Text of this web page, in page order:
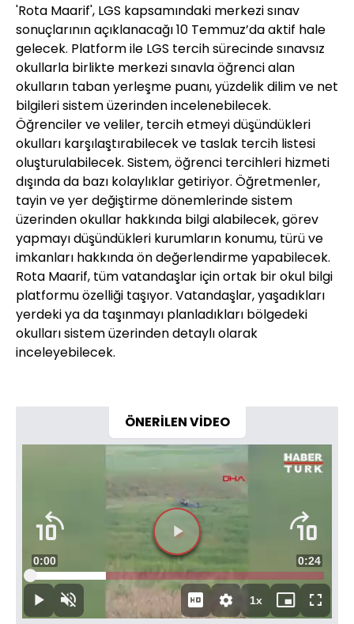
'Rota Maarif', LGS kapsamındaki merkezi sınav
sonuçlarının açıklanacağı 10 Temmuz’da aktif hale
gelecek. Platform ile LGS tercih sürecinde sınavsız
okullarla birlikte merkezi sınavla öğrenci alan
okulların taban yerleşme puanı, yüzdelik dilim ve net
bilgileri sistem üzerinden incelenebilecek.
Öğrenciler ve veliler, tercih etmeyi düşündükleri
okulları karşılaştırabilecek ve taslak tercih listesi
oluşturulabilecek. Sistem, öğrenci tercihleri hizmeti
dışında da bazı kolaylıklar getiriyor. Öğretmenler,
tayin ve yer değiştirme dönemlerinde sistem
üzerinden okullar hakkında bilgi alabilecek, görev
yapmayı düşündükleri kurumların konumu, türü ve
imkanları hakkında ön değerlendirme yapabilecek.
Rota Maarif, tüm vatandaşlar için ortak bir okul bilgi
platformu özelliği taşıyor. Vatandaşlar, yaşadıkları
yerdeki ya da taşınmayı planladıkları bölgedeki
okulları sistem üzerinden detaylı olarak
inceleyebilecek.
ÖNERİLEN VİDEO
Videoyu
Oynat
OynatSesi
Aç
Süre
0:00 Toplam
Süre
0:24
Yüklendi:
25.74%
1xOynatma
Hızı
Mini
oynatıcı
Tam
Ekran